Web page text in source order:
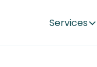
Services